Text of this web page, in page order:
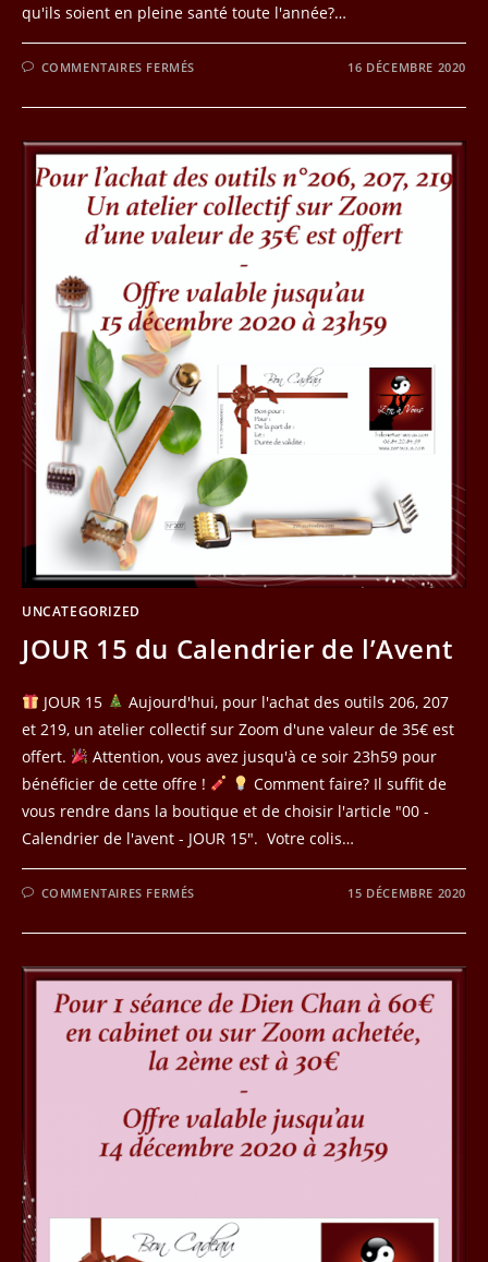
qu'ils soient en pleine santé toute l'année?…
COMMENTAIRES FERMÉS
DU
DE
L’AVENT
16 DÉCEMBRE 2020
UNCATEGORIZED
JOUR 15 du Calendrier de l’Avent
JOUR 15
Aujourd'hui, pour l'achat des outils 206, 207
et 219, un atelier collectif sur Zoom d'une valeur de 35€ est
offert.
Attention, vous avez jusqu'à ce soir 23h59 pour
bénéficier de cette offre !
Comment faire? Il suffit de
vous rendre dans la boutique et de choisir l'article "00 -
Calendrier de l'avent - JOUR 15". Votre colis…
COMMENTAIRES FERMÉS
DU
DE
L’AVENT
15 DÉCEMBRE 2020